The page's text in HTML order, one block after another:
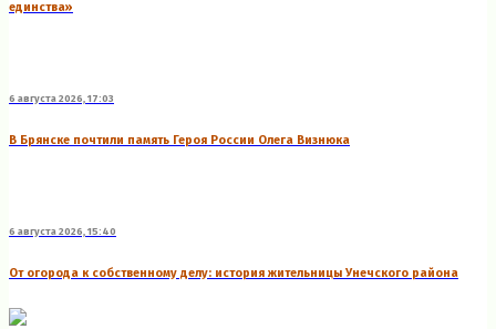
единства»
6 августа 2026, 17:03
В Брянске почтили память Героя России Олега Визнюка
6 августа 2026, 15:40
От огорода к собственному делу: история жительницы Унечского района